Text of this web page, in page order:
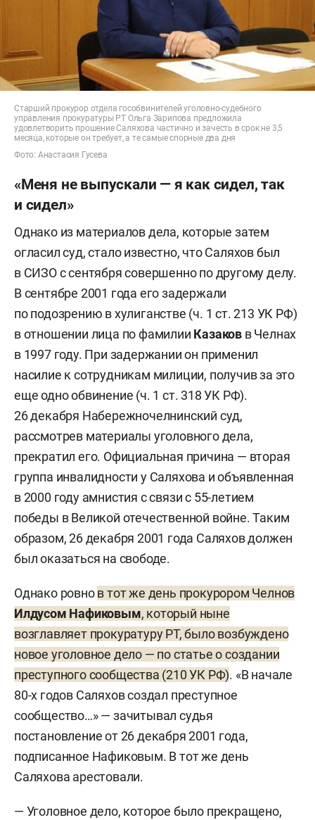
Старший прокурор отдела гособвинителей уголовно-судебного
управления прокуратуры РТ Ольга Зарипова предложила
удовлетворить прошение Саляхова частично и зачесть в срок не 3,5
месяца, которые он требует, а те самые спорные два дня
Фото: Анастасия Гусева
«Меня не выпускали — я как сидел, так
и сидел»
Однако из материалов дела, которые затем
огласил суд, стало известно, что Саляхов был
в СИЗО с сентября совершенно по другому делу.
В сентябре 2001 года его задержали
по подозрению в хулиганстве (ч. 1 ст. 213 УК РФ)
в отношении лица по фамилии Казаков в Челнах
в 1997 году. При задержании он применил
насилие к сотрудникам милиции, получив за это
еще одно обвинение (ч. 1 ст. 318 УК РФ).
26 декабря Набережночелнинский суд,
рассмотрев материалы уголовного дела,
прекратил его. Официальная причина — вторая
группа инвалидности у Саляхова и объявленная
в 2000 году амнистия с связи с 55-летием
победы в Великой отечественной войне. Таким
образом, 26 декабря 2001 года Саляхов должен
был оказаться на свободе.
Однако ровнов тот же день прокурором Челнов
Илдусом Нафиковым, который ныне
возглавляет прокуратуру РТ, было возбуждено
новое уголовное дело — по статье о создании
преступного сообщества (210 УК РФ). «В начале
80-х годов Саляхов создал преступное
сообщество…» — зачитывал судья
постановление от 26 декабря 2001 года,
подписанное Нафиковым. В тот же день
Саляхова арестовали.
— Уголовное дело, которое было прекращено,